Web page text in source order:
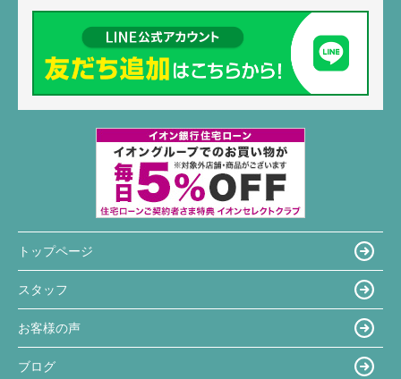
トップページ
スタッフ
お客様の声
ブログ